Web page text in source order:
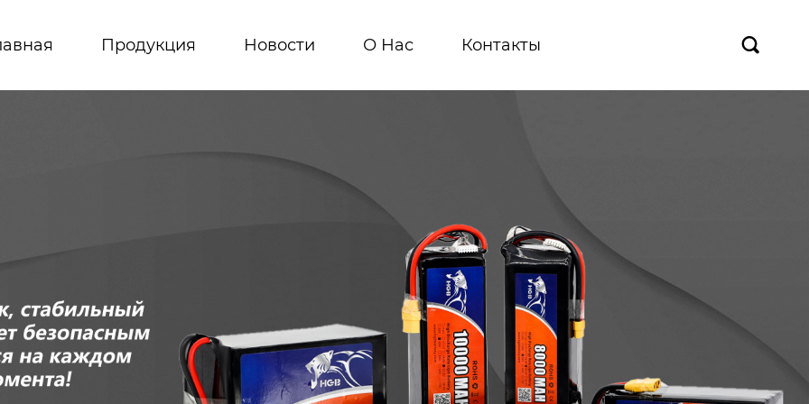
Продукция Новости О Нас Контакты 